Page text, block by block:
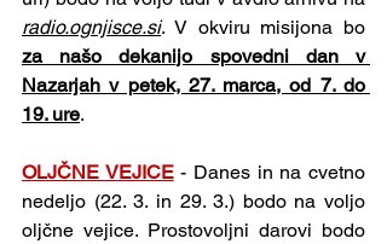
radio.ognjisce.si
za našo dekanijo spovedni dan v
Nazarjah v petek, 27. marca, od 7. do
19. ure.
OLJČNE VEJICE - Danes in na cvetno
nedeljo (22. 3. in 29. 3.) bodo na voljo
oljčne vejice. Prostovoljni darovi bodo